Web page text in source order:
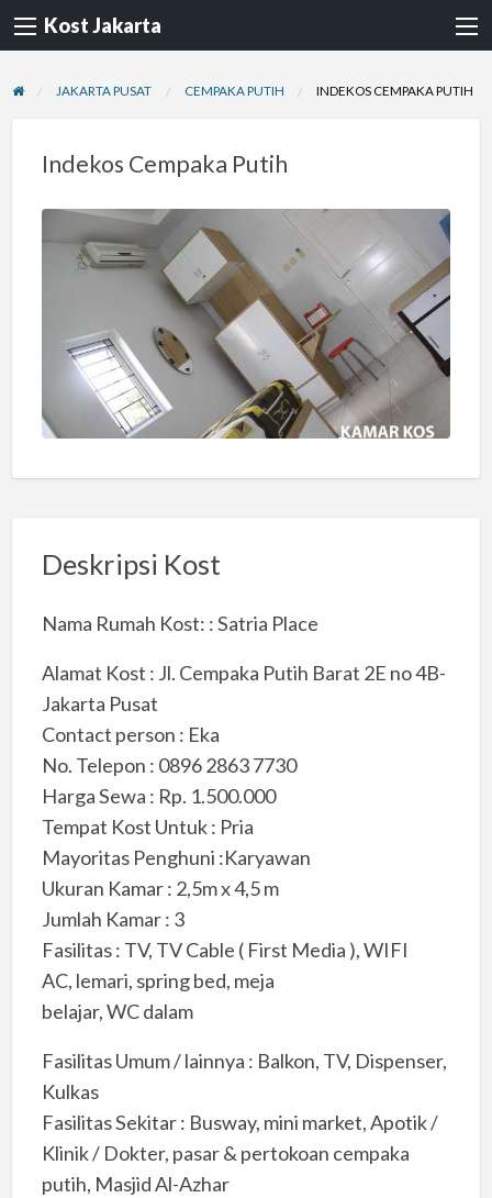
Kost Jakarta
JAKARTA PUSAT CEMPAKA PUTIH INDEKOS CEMPAKA PUTIH
Indekos Cempaka Putih
Deskripsi Kost
Nama Rumah Kost: : Satria Place
Alamat Kost : Jl. Cempaka Putih Barat 2E no 4B-
Jakarta Pusat
Contact person : Eka
No. Telepon : 0896 2863 7730
Harga Sewa : Rp. 1.500.000
Tempat Kost Untuk : Pria
Mayoritas Penghuni :Karyawan
Ukuran Kamar : 2,5m x 4,5 m
Jumlah Kamar : 3
Fasilitas : TV, TV Cable ( First Media ), WIFI
AC, lemari, spring bed, meja
belajar, WC dalam
Fasilitas Umum / lainnya : Balkon, TV, Dispenser,
Kulkas
Fasilitas Sekitar : Busway, mini market, Apotik /
Klinik / Dokter, pasar & pertokoan cempaka
putih, Masjid Al-Azhar